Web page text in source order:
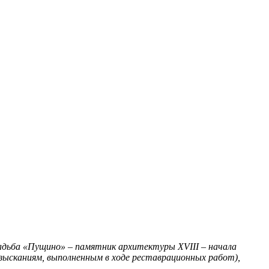
«Пущино» – памятник архитектуры XVIII – начала
выполненным в ходе реставрационных работ),